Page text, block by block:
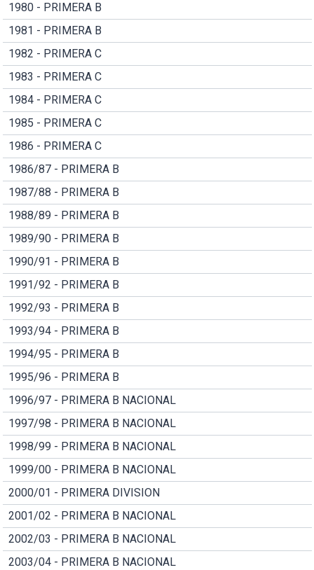
1980 - PRIMERA B
1981 - PRIMERA B
1982 - PRIMERA C
1983 - PRIMERA C
1984 - PRIMERA C
1985 - PRIMERA C
1986 - PRIMERA C
1986/87 - PRIMERA B
1987/88 - PRIMERA B
1988/89 - PRIMERA B
1989/90 - PRIMERA B
1990/91 - PRIMERA B
1991/92 - PRIMERA B
1992/93 - PRIMERA B
1993/94 - PRIMERA B
1994/95 - PRIMERA B
1995/96 - PRIMERA B
1996/97 - PRIMERA B NACIONAL
1997/98 - PRIMERA B NACIONAL
1998/99 - PRIMERA B NACIONAL
1999/00 - PRIMERA B NACIONAL
2000/01 - PRIMERA DIVISION
2001/02 - PRIMERA B NACIONAL
2002/03 - PRIMERA B NACIONAL
2003/04 - PRIMERA B NACIONAL